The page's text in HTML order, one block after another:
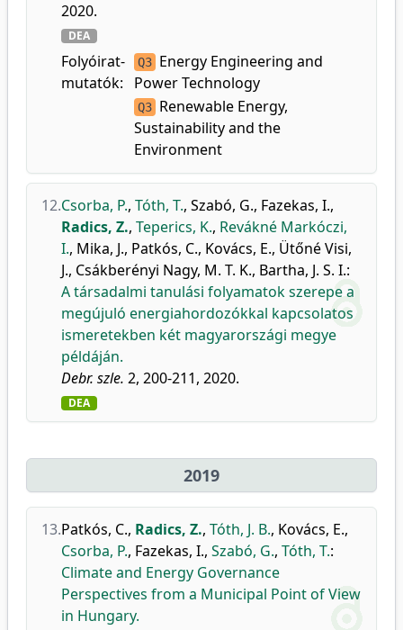
2020.
DEA
Folyóirat-
mutatók:
Q3 Energy Engineering and
Power Technology
Q3 Renewable Energy,
Sustainability and the
Environment
12.Csorba, P., Tóth, T., Szabó, G., Fazekas, I.,
Radics, Z., Teperics, K., Revákné Markóczi,
I., Mika, J., Patkós, C., Kovács, E., Ütőné Visi,
J., Csákberényi Nagy, M. T. K., Bartha, J. S. I.:
A társadalmi tanulási folyamatok szerepe a
megújuló energiahordozókkal kapcsolatos
ismeretekben két magyarországi megye
példáján.
Debr. szle. 2, 200-211, 2020.
DEA
2019
13.Patkós, C., Radics, Z., Tóth, J. B., Kovács, E.,
Csorba, P., Fazekas, I., Szabó, G., Tóth, T.:
Climate and Energy Governance
Perspectives from a Municipal Point of View
in Hungary.